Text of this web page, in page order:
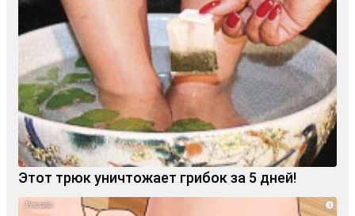
Этот трюк уничтожает грибок за 5 дней!
i